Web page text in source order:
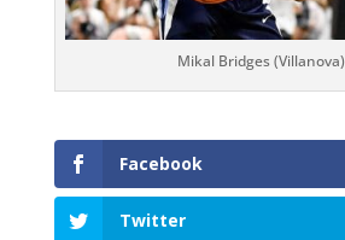
Mikal Bridges (Villanova)
Facebook
Twitter